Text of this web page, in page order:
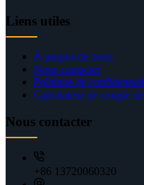
Liens utiles
À propos de nous
Nous contacter
Politique de
Calculateur de couple
Nous contacter
+86 13720060320